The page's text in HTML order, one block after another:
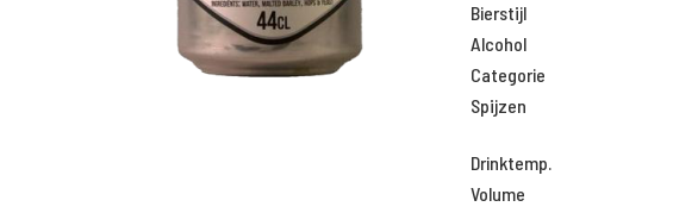
Bierstijl
Alcohol
Categorie
Spijzen
Drinktemp.
Volume